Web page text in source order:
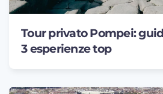
Tour privato Pompei:
3 esperienze top